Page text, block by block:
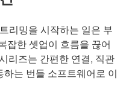
리밍을 시작하는 일은 부
잡한 셋업이 흐름을 끊어
리즈는 간편한 연결, 직관
는 번들 소프트웨어로 이